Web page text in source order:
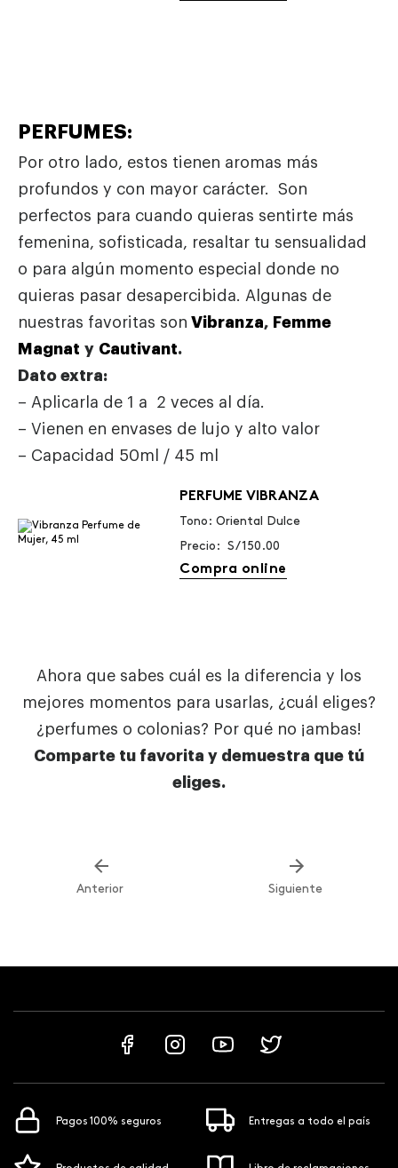
PERFUMES:
Por otro lado, estos tienen aromas más
profundos y con mayor carácter. Son
perfectos para cuando quieras sentirte más
femenina, sofisticada, resaltar tu sensualidad
o para algún momento especial donde no
quieras pasar desapercibida. Algunas de
nuestras favoritas son Vibranza, Femme
Magnat y Cautivant.
Dato extra:
– Aplicarla de 1 a 2 veces al día.
– Vienen en envases de lujo y alto valor
– Capacidad 50ml / 45 ml
PERFUME VIBRANZA
Tono: Oriental Dulce
Precio: S/ 150.00
Compra online
Ahora que sabes cuál es la diferencia y los
mejores momentos para usarlas, ¿cuál eliges?
¿perfumes o colonias? Por qué no ¡ambas!
Comparte tu favorita y demuestra que tú
eliges.
Anterior Siguiente
Pagos 100% seguros Entregas a todo el país